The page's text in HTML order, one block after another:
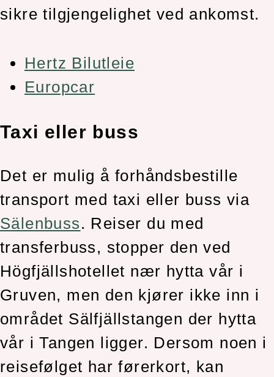
sikre tilgjengelighet ved ankomst.
Hertz Bilutleie
Europcar
Taxi eller buss
Det er mulig å forhåndsbestille
transport med taxi eller buss via
Sälenbuss. Reiser du med
transferbuss, stopper den ved
Högfjällshotellet nær hytta vår i
Gruven, men den kjører ikke inn i
området Sälfjällstangen der hytta
vår i Tangen ligger. Dersom noen i
reisefølget har førerkort, kan